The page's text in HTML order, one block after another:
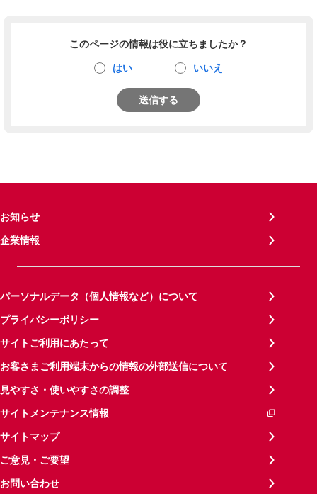
このページの情報は役に立ちましたか？
はい いいえ
送信する
お知らせ
企業情報
パーソナルデータ（個人情報など）について
プライバシーポリシー
サイトご利用にあたって
お客さまご利用端末からの情報の外部送信について
見やすさ・使いやすさの調整
サイトメンテナンス情報
サイトマップ
ご意見・ご要望
お問い合わせ